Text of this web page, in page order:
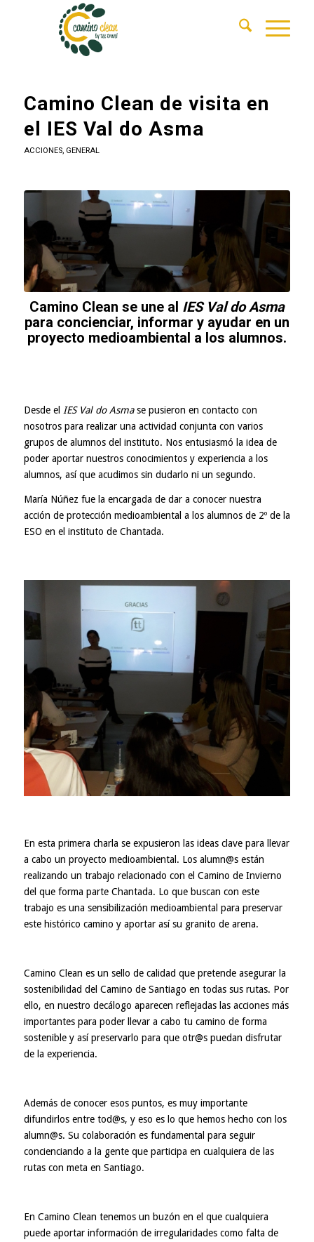
Camino Clean de visita en
el IES Val do Asma
ACCIONES, GENERAL
Camino Clean se une al IES Val do Asma
para concienciar, informar y ayudar en un
proyecto medioambiental a los alumnos.
Desde el IES Val do Asmase pusieron en contacto con
nosotros para realizar una actividad conjunta con varios
grupos de alumnos del instituto. Nos entusiasmó la idea de
poder aportar nuestros conocimientos y experiencia a los
alumnos, así que acudimos sin dudarlo ni un segundo.
María Núñez fue la encargada de dar a conocer nuestra
acción de protección medioambiental a los alumnos de 2º de la
ESO en el instituto de Chantada.
En esta primera charla se expusieron las ideas clave para llevar
a cabo un proyecto medioambiental. Los alumn@s están
realizando un trabajo relacionado con el Camino de Invierno
del que forma parte Chantada. Lo que buscan con este
trabajo es una sensibilización medioambiental para preservar
este histórico camino y aportar así su granito de arena.
Camino Clean es un sello de calidad que pretende asegurar la
sostenibilidad del Camino de Santiago en todas sus rutas. Por
ello, en nuestro decálogo aparecen reflejadas las acciones más
importantes para poder llevar a cabo tu camino de forma
sostenible y así preservarlo para que otr@s puedan disfrutar
de la experiencia.
Además de conocer esos puntos, es muy importante
difundirlos entre tod@s, y eso es lo que hemos hecho con los
alumn@s. Su colaboración es fundamental para seguir
concienciando a la gente que participa en cualquiera de las
rutas con meta en Santiago.
En Camino Clean tenemos un buzón en el que cualquiera
puede aportar información de irregularidades como falta de